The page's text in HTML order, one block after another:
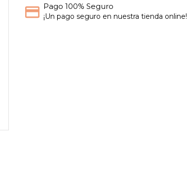
Pago 100% Seguro
¡Un pago seguro en nuestra tienda online!